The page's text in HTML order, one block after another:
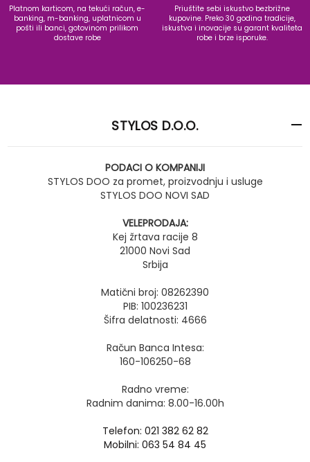
Platnom karticom, na tekući račun, e-
banking, m-banking, uplatnicom u
pošti ili banci, gotovinom prilikom
dostave robe
Priuštite sebi iskustvo bezbrižne
kupovine. Preko 30 godina tradicije,
iskustva i inovacije su garant kvaliteta
robe i brze isporuke.
STYLOS D.O.O.
PODACI O KOMPANIJI
STYLOS DOO za promet, proizvodnju i usluge
STYLOS DOO NOVI SAD
VELEPRODAJA:
Kej žrtava racije 8
21000 Novi Sad
Srbija
Matični broj: 08262390
PIB: 100236231
Šifra delatnosti: 4666
Račun Banca Intesa:
160-106250-68
Radno vreme:
Radnim danima: 8.00-16.00h
Telefon: 021 382 62 82
Mobilni: 063 54 84 45